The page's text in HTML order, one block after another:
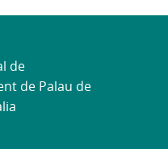
de
de Palau de